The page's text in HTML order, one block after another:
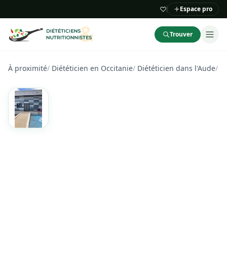
Espace pro
Trouver
À proximité/ Diététicien en Occitanie/ Diététicien dans l'Aude/